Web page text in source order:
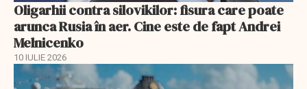
Oligarhii contra silovikilor: fisura care poate
arunca Rusia în aer. Cine este de fapt Andrei
Melnicenko
10 IULIE 2026